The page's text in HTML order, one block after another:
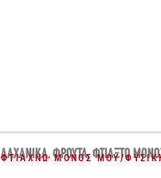
ΛΑΧΑΝΙΚΆ,ΦΡΟΎΤΑ,ΦΤΙΆΞΤΟ
ΦΤΙΆΧΝΩ ΜΌΝΟΣ ΜΟΥ/